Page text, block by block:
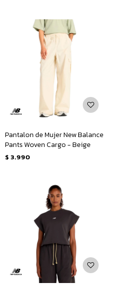
Pantalon de Mujer New Balance
Pants Woven Cargo - Beige
$ 3.990